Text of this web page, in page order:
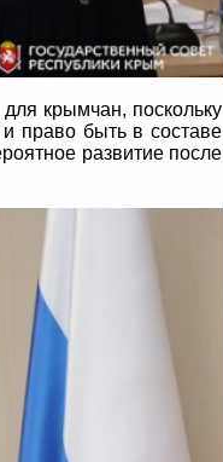
крымчан, поскольку
право быть в составе
развитие после